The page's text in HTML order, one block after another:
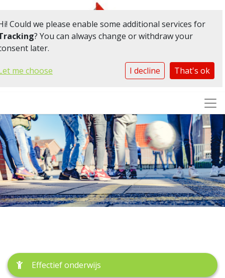
elkaar
Effectief onderwijs
Could we please enable some additional services for
? You can always change or withdraw your
later.
me choose I decline That's ok